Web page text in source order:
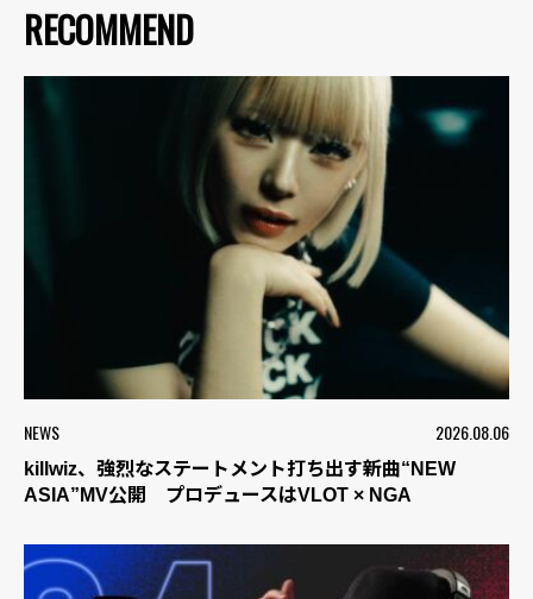
RECOMMEND
NEWS 2026.08.06
killwiz、強烈なステートメント打ち出す新曲“NEW
ASIA”MV公開 プロデュースはVLOT × NGA